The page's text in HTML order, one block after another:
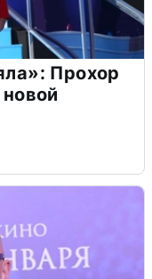
Прохор